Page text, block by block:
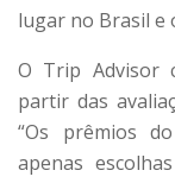
lugar no Brasil e
O Trip Advisor
partir das
“Os prêmios
apenas